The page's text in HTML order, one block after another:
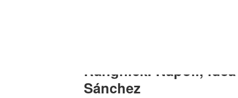
figurare tra i candidati valutati dalla
Milan, cresce il
Rangnick. Napoli,
Sánchez